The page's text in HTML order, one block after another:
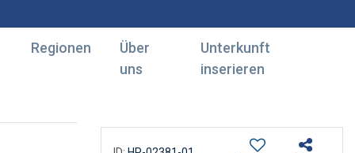
Regionen
Über
uns
Unterkunft
inserieren